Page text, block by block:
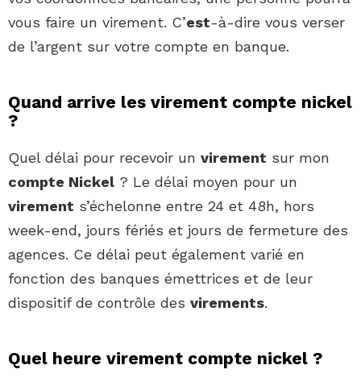
vous faire un virement. C’est-à-dire vous verser
de l’argent sur votre compte en banque.
Quand arrive les virement compte nickel
?
Quel délai pour recevoir un virement sur mon
compte Nickel ? Le délai moyen pour un
virement s’échelonne entre 24 et 48h, hors
week-end, jours fériés et jours de fermeture des
agences. Ce délai peut également varié en
fonction des banques émettrices et de leur
dispositif de contrôle des virements.
Quel heure virement compte nickel ?